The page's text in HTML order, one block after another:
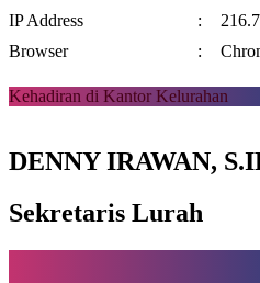
IP Address
:
Browser
:
Kehadiran di Kantor Kelurahan
DENNY IRAWAN,
Sekretaris Lurah